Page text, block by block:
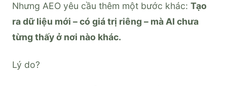
Nhưng AEO yêu cầu thêm một bước khác: Tạo
ra dữ liệu mới – có giá trị riêng – mà AI chưa
từng thấy ở nơi nào khác.
Lý do?